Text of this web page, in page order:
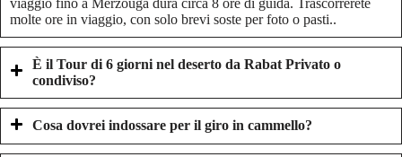
molte ore in viaggio, con solo brevi soste per foto o pasti..
È il Tour di 6 giorni nel deserto da Rabat Privato o
condiviso?
Cosa dovrei indossare per il giro in cammello?